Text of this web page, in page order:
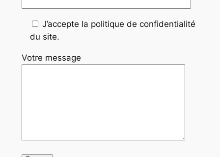
J’accepte la politique de confidentialité
du site.
Votre message